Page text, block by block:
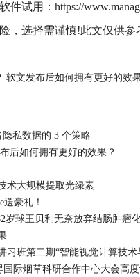
试用：https://
，选择需谨慎!此文仅供参
软文发布后如何拥有更好的效
私数据的 3 个策略
后如何拥有更好的效果？
术大规模提取光绿素
豪礼！
球王贝利无奈放弃结肠肿瘤
习班第二期“智能视觉计算技
国际烟草科研合作中心大会高